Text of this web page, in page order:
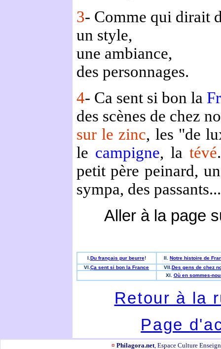
3- Comme qui dirait
un style,
une ambiance,
des personnages.
4- Ca sent si bon la Fr
des scènes de chez
sur le zinc, les "de
le campigne, latévé
petit père peinard,
sympa, des passants...
Aller à la page
I. Du français pur beurre! II. Notre histoire de
VI. Ça sent si bon la France VII. Des gens de chez
XI. Où en sommes-
Retour à la
Page
¤ Philagora.net, Espace Culture